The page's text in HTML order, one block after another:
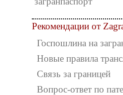
Рекомендации от
Госпошлина на
Новые правила
Связь за границей
Вопрос-ответ по